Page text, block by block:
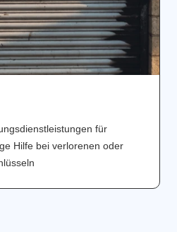
für
Hilfe bei verlorenen oder